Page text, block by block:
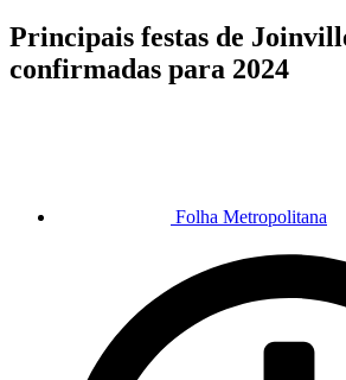
Principais festas de
confirmadas para 2024
Folha Metropolitana